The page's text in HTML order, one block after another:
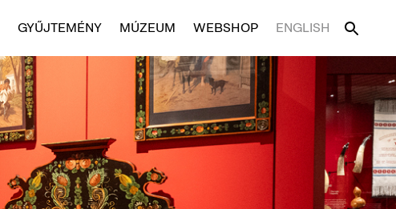
GYŰJTEMÉNY MÚZEUM WEBSHOP ENGLISH